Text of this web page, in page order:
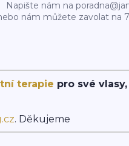
Napište nám na
nám můžete zavolat na
terapie pro své
. Děkujeme